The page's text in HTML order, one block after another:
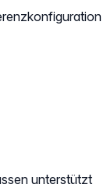
unterstützt